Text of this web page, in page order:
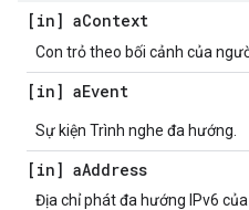
[in] aContext
Con trỏ theo bối cảnh của
[in] aEvent
Sự kiện Trình nghe đa hướng.
[in] aAddress
Địa chỉ phát đa hướng IPv6